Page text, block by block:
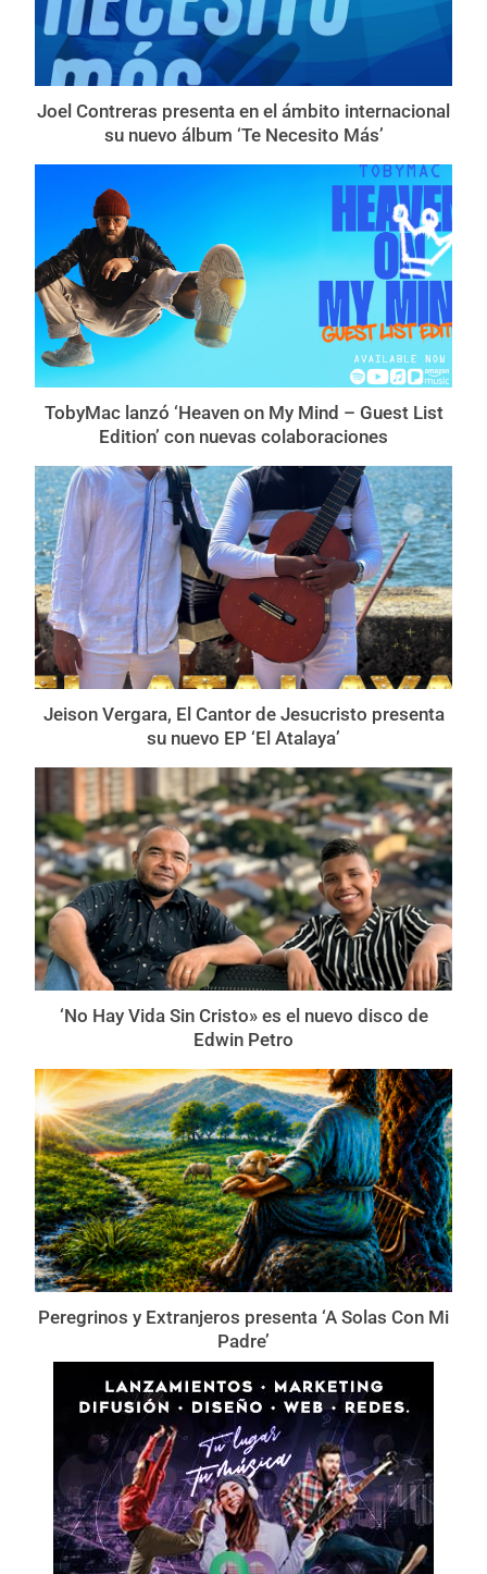
Joel Contreras presenta en el ámbito internacional
su nuevo álbum ‘Te Necesito Más’
TobyMac lanzó ‘Heaven on My Mind – Guest List
Edition’ con nuevas colaboraciones
Jeison Vergara, El Cantor de Jesucristo presenta
su nuevo EP ‘El Atalaya’
‘No Hay Vida Sin Cristo» es el nuevo disco de
Edwin Petro
Peregrinos y Extranjeros presenta ‘A Solas Con Mi
Padre’